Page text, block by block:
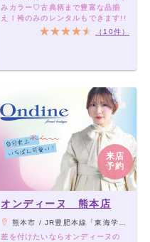
みカラー♡古典柄まで豊富な品揃
え！袴のみのレンタルもできます!!
（10件）
来店
予約
オンディーヌ 熊本店
熊本市 / JR豊肥本線「東海学園前駅」「竜田口駅」よりバス、「上南部入口」下車
差を付けたいならオンディーヌの